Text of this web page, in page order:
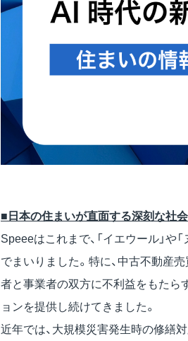
■日本の住まいが直面する深刻な社
Speeeはこれまで、「イエウール」や
でまいりました。特に、中古不動産
者と事業者の双方に不利益をもたら
ョンを提供し続けてきました。
近年では、大規模災害発生時の修繕